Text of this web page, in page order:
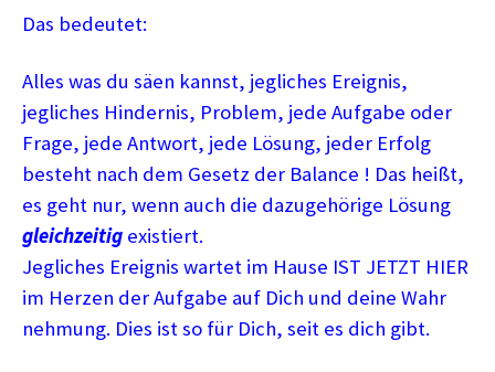
Das bedeutet:
Alles was du säen kannst, jegliches Ereignis,
jegliches Hindernis, Problem, jede Aufgabe oder
Frage, jede Antwort, jede Lösung, jeder Erfolg
besteht nach dem Gesetz der Balance ! Das heißt,
es geht nur, wenn auch die dazugehörige Lösung
gleichzeitig existiert.
Jegliches Ereignis wartet im Hause IST JETZT HIER
im Herzen der Aufgabe auf Dich und deine Wahr
nehmung. Dies ist so für Dich, seit es dich gibt.